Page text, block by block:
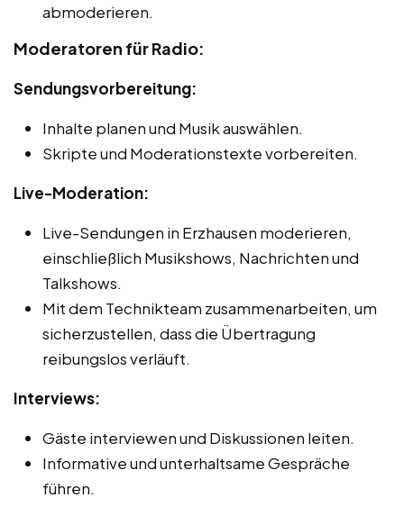
abmoderieren.
Moderatoren für Radio:
Sendungsvorbereitung:
Inhalte planen und Musik auswählen.
Skripte und Moderationstexte vorbereiten.
Live-Moderation:
Live-Sendungen in Erzhausen moderieren,
einschließlich Musikshows, Nachrichten und
Talkshows.
Mit dem Technikteam zusammenarbeiten, um
sicherzustellen, dass die Übertragung
reibungslos verläuft.
Interviews:
Gäste interviewen und Diskussionen leiten.
Informative und unterhaltsame Gespräche
führen.